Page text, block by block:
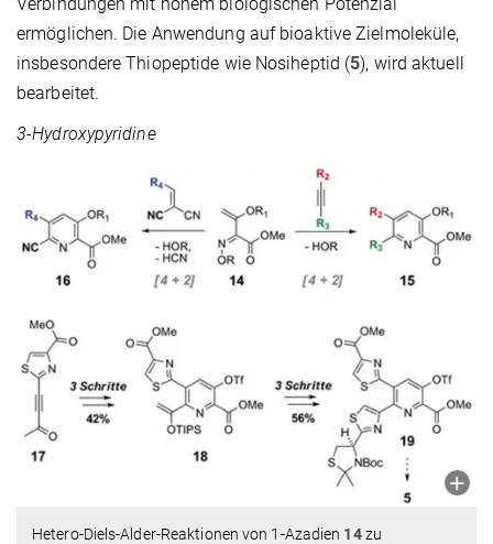
ermöglichen. Die Anwendung auf bioaktive Zielmoleküle,
insbesondere Thiopeptide wie Nosiheptid (5), wird aktuell
bearbeitet.
3-Hydroxypyridine
Hetero-Diels-Alder-Reaktionen von 1-Azadien 14zu